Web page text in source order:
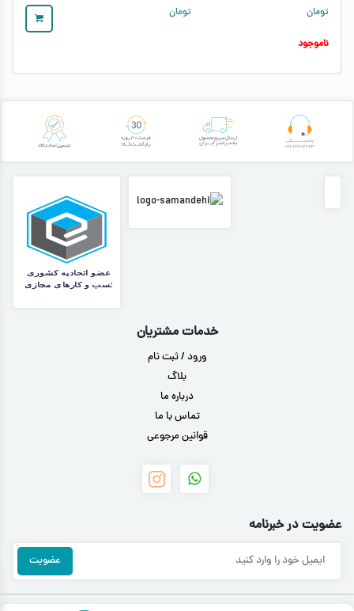
تومان تومان
ناموجود
خدمات مشتریان
ورود / ثبت نام
بلاگ
درباره ما
تماس با ما
قوانین مرجوعی
عضویت در خبرنامه